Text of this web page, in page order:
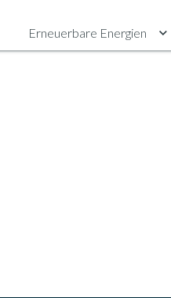
umschalten
für Privatkunden
Erneuerbare Energien